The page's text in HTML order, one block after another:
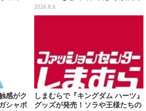
ップ
売
2026.8.6
感がク
シャポ
しまむらで『キングダム ハーツ』
グッズが発売！ソラや王様たちの